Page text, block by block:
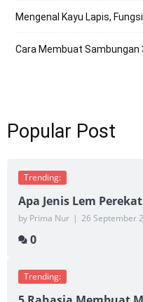
Mengenal Kayu Lapis,
Cara Membuat Sambungan
Popular Post
Trending:
Apa Jenis Lem
by Prima Nur | 26 September
0
Trending: